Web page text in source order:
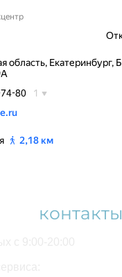
контакты